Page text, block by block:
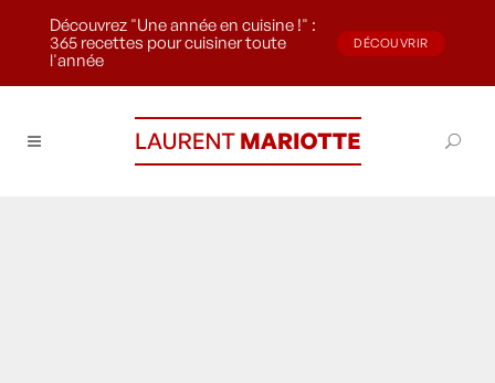
Découvrez "Une année en cuisine !" :
365 recettes pour cuisiner toute
l'année
DÉCOUVRIR